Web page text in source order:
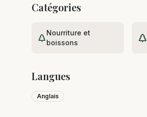
Catégories
Nourriture et
boissons
Langues
Anglais